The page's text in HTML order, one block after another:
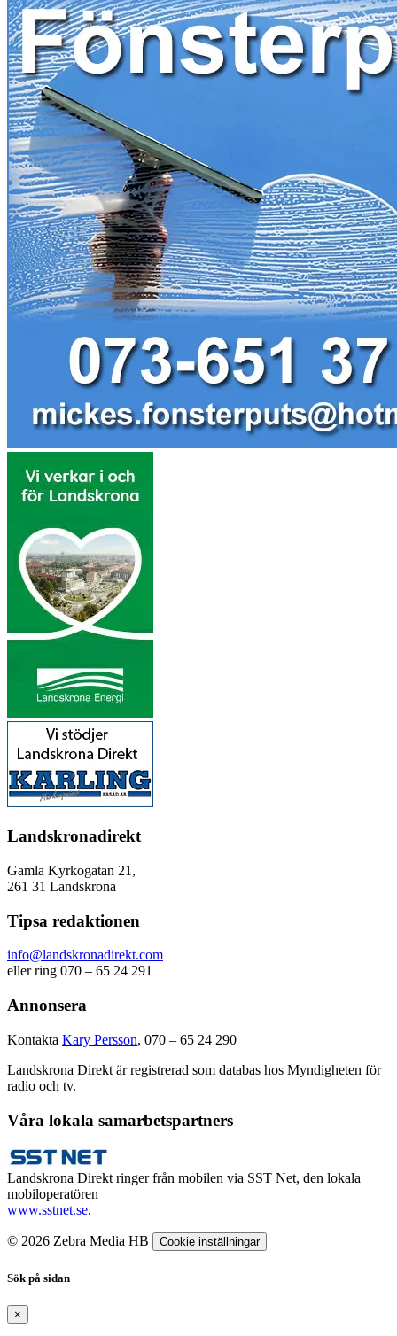
Landskronadirekt
Gamla Kyrkogatan 21,
261 31 Landskrona
Tipsa redaktionen
info@landskronadirekt.com
eller ring 070 – 65 24 291
Annonsera
Kontakta Kary Persson, 070 – 65 24 290
Landskrona Direkt är registrerad som databas hos Myndigheten för
radio och tv.
Våra lokala samarbetspartners
Landskrona Direkt ringer från mobilen via SST Net, den lokala
mobiloperatören
www.sstnet.se.
© 2026 Zebra Media HB Cookie inställningar
Sök på sidan
×